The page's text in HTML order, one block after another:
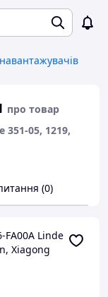
про товар
351-05, 1219,
(0)
FA00A Linde
Xiagong